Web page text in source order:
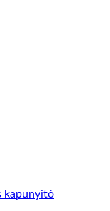
kapunyitó